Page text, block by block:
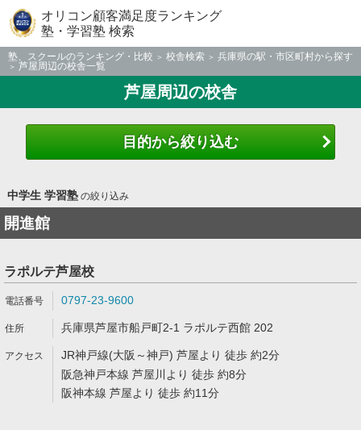
オリコン顧客満足度ランキング
塾・学習塾 検索
塾、スクールのランキング・比較 校舎検索
兵庫県の駅・市区町村から探す
芦屋周辺の校舎一覧
芦屋周辺の校舎
目的から絞り込む
中学生 学習塾の絞り込み
開進館
ラポルテ芦屋校
0797-23-9600
兵庫県芦屋市船戸町2-1 ラポルテ西館 202
JR神戸線(大阪～神戸) 芦屋より 徒歩 約2分
阪急神戸本線 芦屋川より 徒歩 約8分
阪神本線 芦屋より 徒歩 約11分